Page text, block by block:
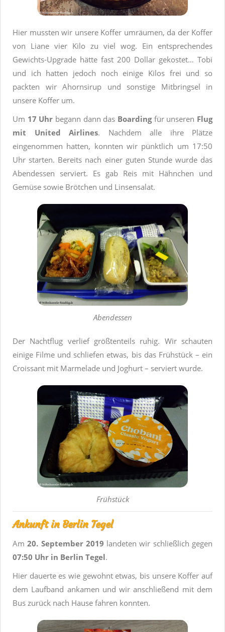
Hier mussten wir unsere Koffer umräumen, da der Koffer
von Liane vier Kilo zu viel wog. Ein entsprechendes
Gewichts-Upgrade hätte fast 200 Dollar gekostet… Tobi
und ich hatten jedoch noch einige Kilos frei und so
packten wir Ahornsirup und sonstige Mitbringsel in
unsere Koffer um.
Um 17 Uhr begann dann das Boardingfür unseren Flug
mit United Airlines. Nachdem alle ihre Plätze
eingenommen hatten, konnten wir pünktlich um 17:50
Uhr starten. Bereits nach einer guten Stunde wurde das
Abendessen serviert. Es gab Reis mit Hähnchen und
Gemüse sowie Brötchen und Linsensalat.
Abendessen
Der Nachtflug verlief größtenteils ruhig. Wir schauten
einige Filme und schliefen etwas, bis das Frühstück – ein
Croissant mit Marmelade und Joghurt – serviert wurde.
Frühstück
Ankunft in Berlin Tegel
Am20. September 2019 landeten wir schließlich gegen
07:50 Uhr in Berlin Tegel.
Hier dauerte es wie gewohnt etwas, bis unsere Koffer auf
dem Laufband ankamen und wir anschließend mit dem
Bus zurück nach Hause fahren konnten.